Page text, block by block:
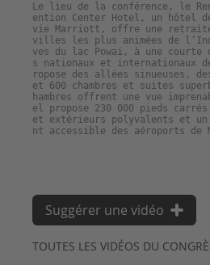
Le lieu de la conférence, le
ention Center Hotel, un hôtel
vie Marriott, offre une retraite
villes les plus animées de
ves du lac Powai, à une courte
s nationaux et internationaux
ropose des allées sinueuses,
et 600 chambres et suites
hambres offrent une vue
el propose 230 000 pieds
et extérieurs polyvalents et un
nt accessible des aéroports de
TOUTES LES VIDÉOS DU
Suggérer une vidéo